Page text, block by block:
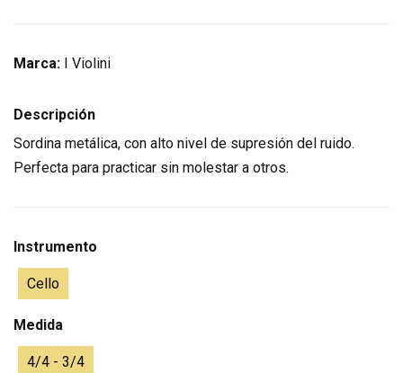
Marca: I Violini
Descripción
Sordina metálica, con alto nivel de supresión del ruido.
Perfecta para practicar sin molestar a otros.
Instrumento
Cello
Medida
4/4 - 3/4